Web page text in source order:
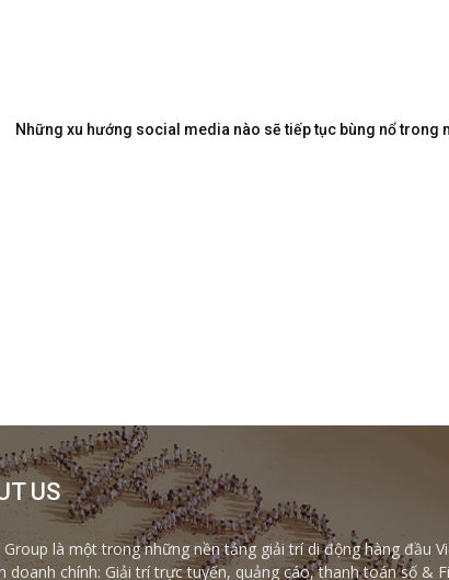
Những xu hướng social media nào sẽ tiếp tục bùng nổ trong
US
là một trong những nền tảng giải trí di động hàng đầu
doanh chính: Giải trí trực tuyến, quảng cáo, thanh toán số &